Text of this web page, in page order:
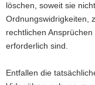
löschen, soweit sie
Ordnungswidrigkeiten,
rechtlichen
erforderlich sind.
Entfallen die